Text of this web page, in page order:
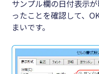
サンプル欄の日付表示
ったことを確認して、
まいです。